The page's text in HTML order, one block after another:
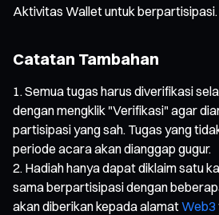
Aktivitas Wallet untuk berpartisipasi.
Catatan Tambahan
Semua tugas harus diverifikasi
dengan mengklik "Verifikasi" agar
partisipasi yang sah. Tugas yang
periode acara akan dianggap gugur.
Hadiah hanya dapat diklaim satu
sama berpartisipasi dengan
akan diberikan kepada alamatWeb3